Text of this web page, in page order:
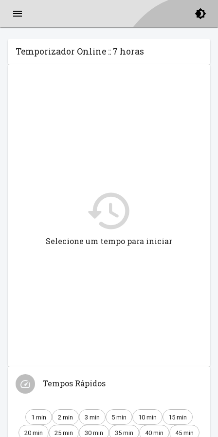
Temporizador Online :: 7 horas
Selecione um tempo para iniciar
Tempos Rápidos
1 min 2 min 3 min 5 min 10 min 15 min
20 min 25 min 30 min 35 min 40 min 45 min